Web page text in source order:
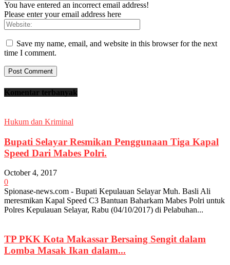
You have entered an incorrect email address!
Please enter your email address here
Save my name, email, and website in this browser for the next
time I comment.
Komentar terbanyak
Hukum dan Kriminal
Bupati Selayar Resmikan Penggunaan Tiga Kapal
Speed Dari Mabes Polri.
October 4, 2017
0
Spionase-news.com - Bupati Kepulauan Selayar Muh. Basli Ali
meresmikan Kapal Speed C3 Bantuan Baharkam Mabes Polri untuk
Polres Kepulauan Selayar, Rabu (04/10/2017) di Pelabuhan...
TP PKK Kota Makassar Bersaing Sengit dalam
Lomba Masak Ikan dalam...